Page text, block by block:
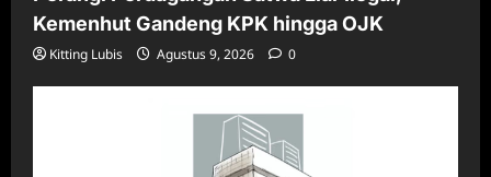
Kemenhut Gandeng KPK hingga OJK
Kitting Lubis Agustus 9, 2026 0